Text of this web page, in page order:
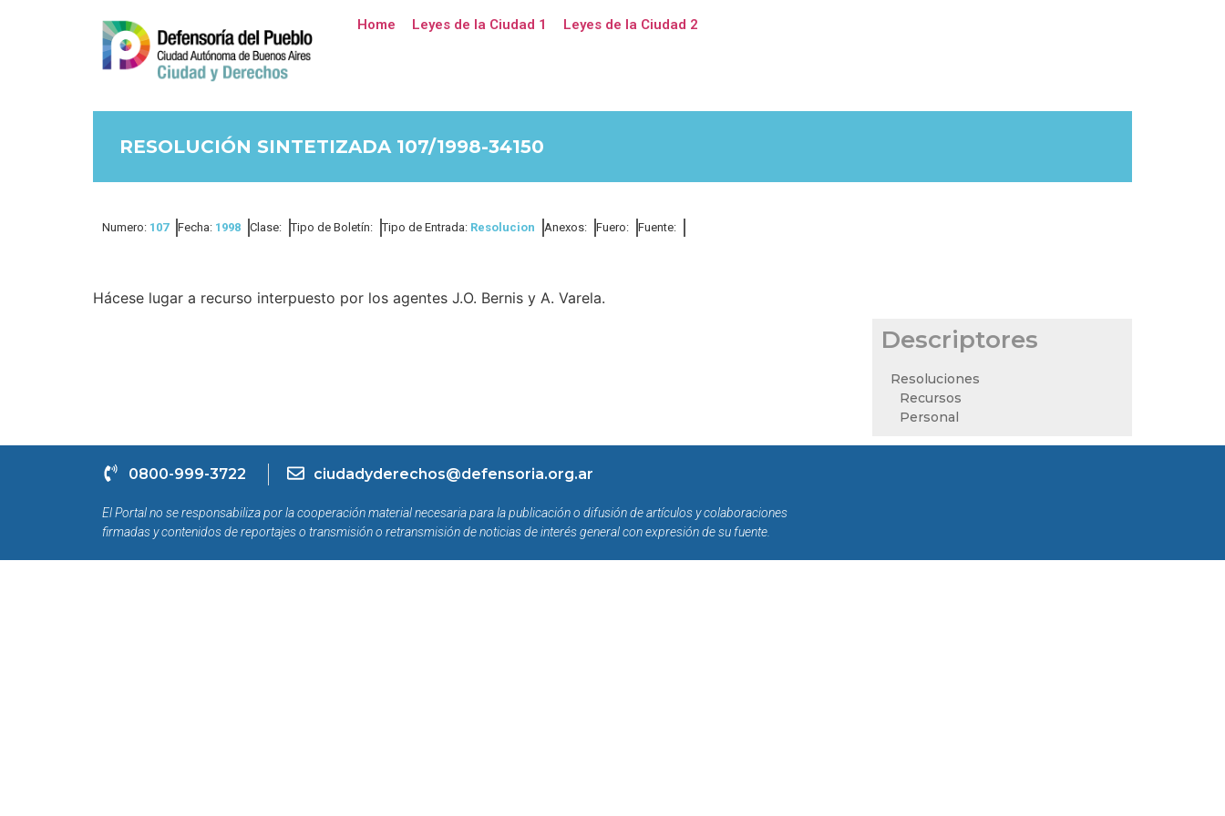
Home Leyes de la Ciudad 1 Leyes de la Ciudad 2
RESOLUCIÓN SINTETIZADA 107/1998-34150
Numero: 107 Fecha: 1998 Clase: Tipo de Boletín: Tipo de Entrada: Resolucion Anexos: Fuero: Fuente:
Hácese lugar a recurso interpuesto por los agentes J.O. Bernis y A. Varela.
Descriptores
Resoluciones
Recursos
Personal
0800-999-3722 ciudadyderechos@defensoria.org.ar
El Portal no se responsabiliza por la cooperación material necesaria para la publicación o difusión de artículos y colaboraciones
firmadas y contenidos de reportajes o transmisión o retransmisión de noticias de interés general con expresión de su fuente.